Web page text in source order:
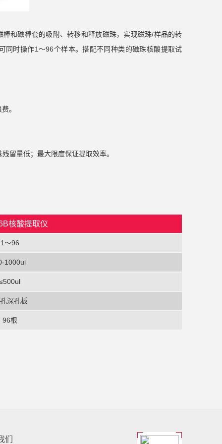
和磁棒套的吸附、转移和释放磁珠，实现磁珠/样品的转
同时操作1～96个样本。搭配不同种类的磁珠核酸提取试
。
留量低；最大限度保证提取效率。
核酸提取仪
1～96
1000ul
深孔板
96根
们